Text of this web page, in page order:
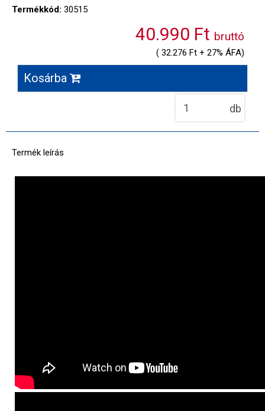
Termékkód: 30515
40.990 Ft bruttó
( 32.276 Ft + 27% ÁFA)
Kosárba
db
Termék leírás